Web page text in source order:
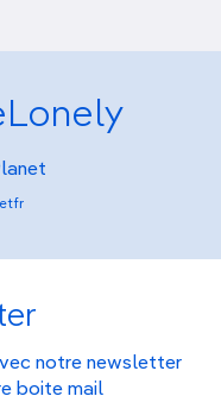
notre newsletter
boite mail